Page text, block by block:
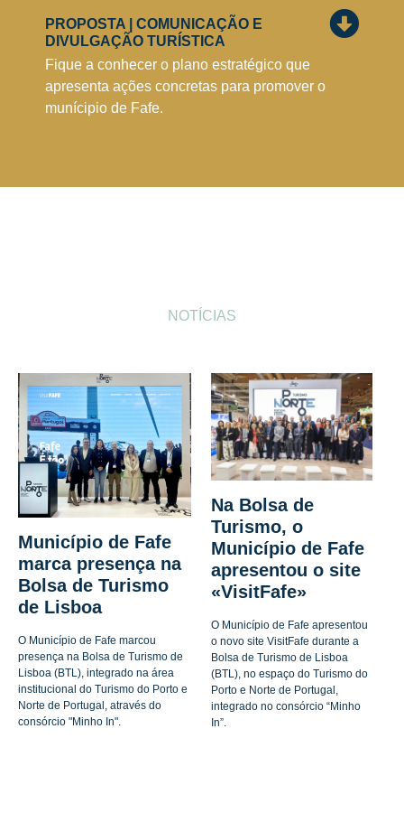
PROPOSTA | COMUNICAÇÃO E
DIVULGAÇÃO TURÍSTICA
Fique a conhecer o plano estratégico que
apresenta ações concretas para promover o
munícipio de Fafe.
NOTÍCIAS
Município de Fafe
marca presença na
Bolsa de Turismo
de Lisboa
O Município de Fafe marcou
presença na Bolsa de Turismo de
Lisboa (BTL), integrado na área
institucional do Turismo do Porto e
Norte de Portugal, através do
consórcio "Minho In".
Na Bolsa de
Turismo, o
Município de Fafe
apresentou o site
«VisitFafe»
O Município de Fafe apresentou
o novo site VisitFafe durante a
Bolsa de Turismo de Lisboa
(BTL), no espaço do Turismo do
Porto e Norte de Portugal,
integrado no consórcio “Minho
In”.